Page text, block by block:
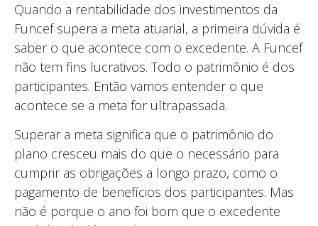
Quando a rentabilidade dos investimentos da
Funcef supera a meta atuarial, a primeira dúvida é
saber o que acontece com o excedente. A Funcef
não tem fins lucrativos. Todo o patrimônio é dos
participantes. Então vamos entender o que
acontece se a meta for ultrapassada.
Superar a meta significa que o patrimônio do
plano cresceu mais do que o necessário para
cumprir as obrigações a longo prazo, como o
pagamento de benefícios dos participantes. Mas
não é porque o ano foi bom que o excedente